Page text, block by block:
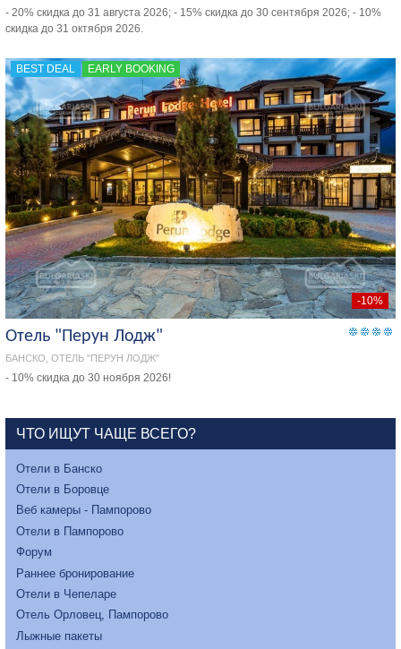
- 20% скидка до 31 августа 2026; - 15% скидка до 30 сентября 2026; - 10%
скидка до 31 октября 2026.
BEST DEAL EARLY BOOKING
-10%
Отель "Перун Лодж"
БАНСКО, ОТЕЛЬ "ПЕРУН ЛОДЖ"
- 10% скидка до 30 ноября 2026!
ЧТО ИЩУТ ЧАЩЕ ВСЕГО?
Отели в Банско
Отели в Боровце
Веб камеры - Пампорово
Отели в Пампорово
Форум
Раннее бронирование
Отели в Чепеларе
Отель Орловец, Пампорово
Лыжные пакеты